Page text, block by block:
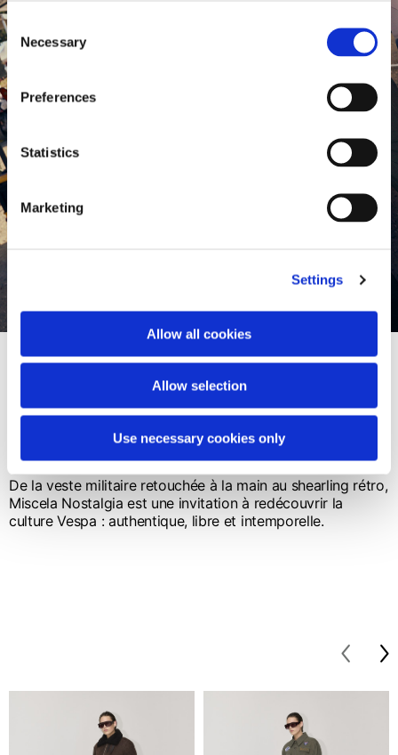
Consent
Selection
Necessary
Preferences
Statistics
Marketing
Settings
Allow all cookies
Allow selection
Use necessary cookies only
L'esprit Vespa : quand culture et
mouvement se rencontrent
De la veste militaire retouchée à la main au shearling rétro,
Miscela Nostalgia est une invitation à redécouvrir la
culture Vespa : authentique, libre et intemporelle.